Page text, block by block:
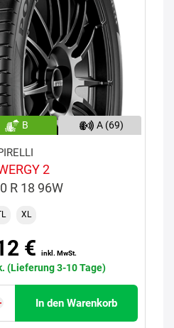
B A (69)
2
R 18 96W
XL
€ inkl. MwSt.
(Lieferung 3-10 Tage)
In den Warenkorb